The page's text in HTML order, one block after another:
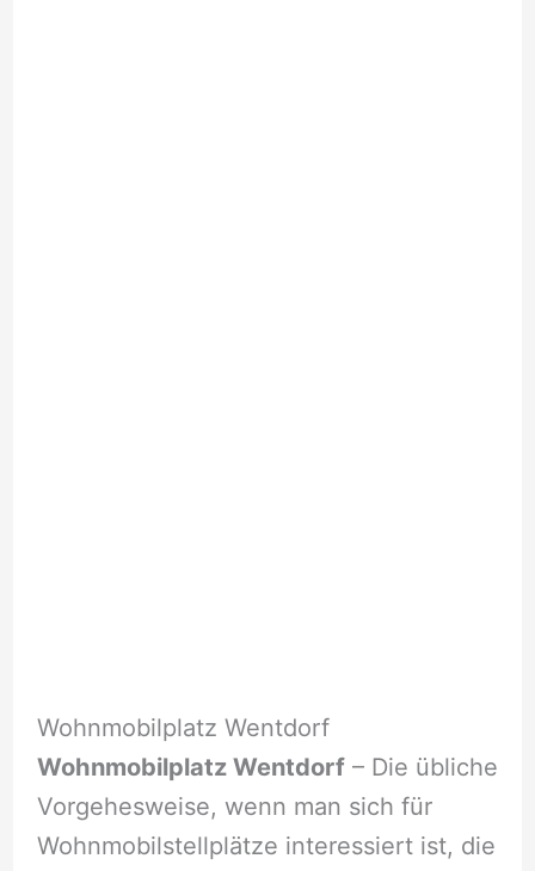
Wohnmobilplatz Wentdorf
Wohnmobilplatz Wentdorf– Die übliche
Vorgehesweise, wenn man sich für
Wohnmobilstellplätze interessiert ist, die